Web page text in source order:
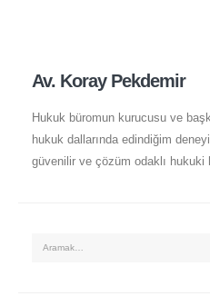
Av. Koray Pekdemir
Hukuk büromun kurucusu ve
hukuk dallarında edindiğim
güvenilir ve çözüm odaklı hukuki